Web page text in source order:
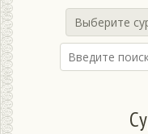
Выберите